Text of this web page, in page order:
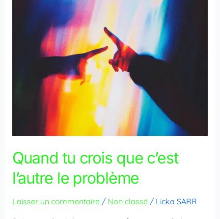
Quand tu crois que c’est
l’autre le problème
Laisser un commentaire / Non classé/ Licka SARR
problème